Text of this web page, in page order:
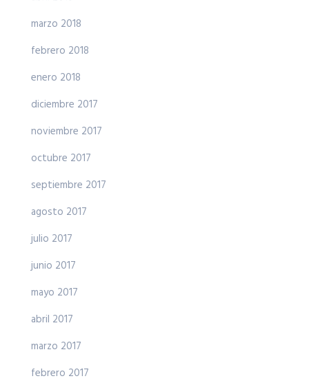
marzo 2018
febrero 2018
enero 2018
diciembre 2017
noviembre 2017
octubre 2017
septiembre 2017
agosto 2017
julio 2017
junio 2017
mayo 2017
abril 2017
marzo 2017
febrero 2017